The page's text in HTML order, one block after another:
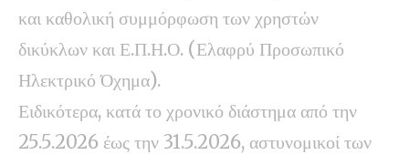
και καθολική συμμόρφωση των χρηστών
δικύκλων και Ε.Π.Η.Ο. (Ελαφρύ Προσωπικό
Ηλεκτρικό Όχημα).
Ειδικότερα, κατά το χρονικό διάστημα από την
25.5.2026 έως την 31.5.2026, αστυνομικοί των